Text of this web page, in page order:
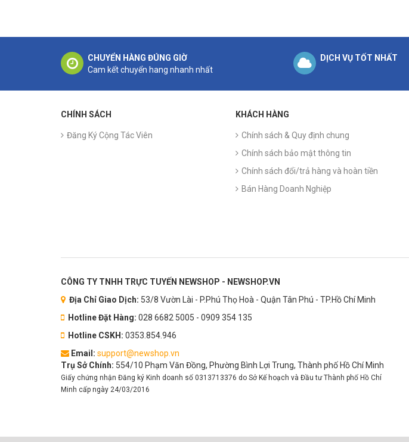
CHUYỂN HÀNG ĐÚNG GIỜ
Cam kết chuyển hang nhanh nhất
DỊCH VỤ TỐT NHẤT
CHÍNH SÁCH
Đăng Ký Cộng Tác Viên
KHÁCH HÀNG
Chính sách & Quy định chung
Chính sách bảo mật thông tin
Chính sách đổi/trả hàng và hoàn tiền
Bán Hàng Doanh Nghiệp
CÔNG TY TNHH TRỰC TUYẾN NEWSHOP - NEWSHOP.VN
Địa Chỉ Giao Dịch: 53/8 Vườn Lài - P.Phú Thọ Hoà - Quận Tân Phú - TP.Hồ Chí Minh
Hotline Đặt Hàng: 028 6682 5005 - 0909 354 135
Hotline CSKH: 0353.854.946
Email: support@newshop.vn
Trụ Sở Chính: 554/10 Phạm Văn Đồng, Phường Bình Lợi Trung, Thành phố Hồ Chí Minh
Giấy chứng nhận Đăng ký Kinh doanh số 0313713376 do Sở Kế hoạch và Đầu tư Thành phố Hồ Chí
Minh cấp ngày 24/03/2016